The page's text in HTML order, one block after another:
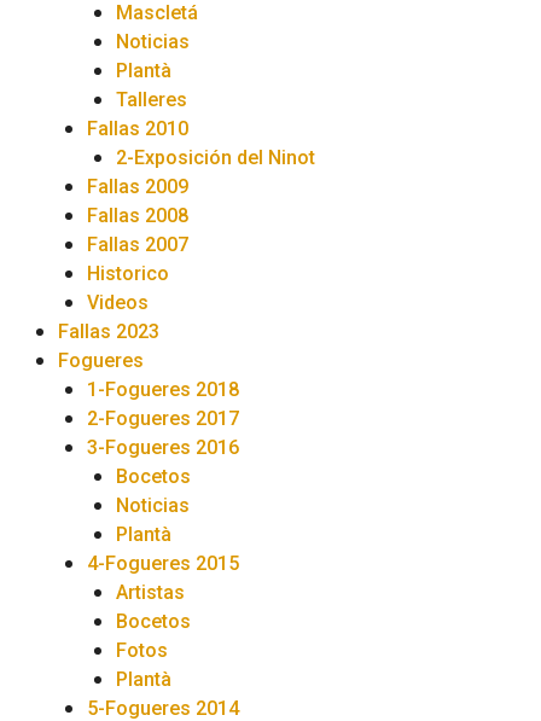
Mascletá
Noticias
Plantà
Talleres
Fallas 2010
2-Exposición del Ninot
Fallas 2009
Fallas 2008
Fallas 2007
Historico
Videos
Fallas 2023
Fogueres
1-Fogueres 2018
2-Fogueres 2017
3-Fogueres 2016
Bocetos
Noticias
Plantà
4-Fogueres 2015
Artistas
Bocetos
Fotos
Plantà
5-Fogueres 2014